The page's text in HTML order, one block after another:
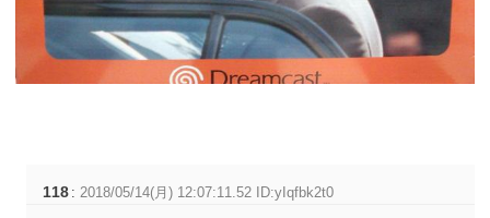
118 :2018/05/14(月) 12:07:11.52 ID:yIqfbk2t0